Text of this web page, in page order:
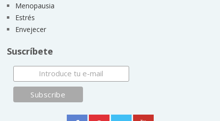
Menopausia
Estrés
Envejecer
Suscríbete